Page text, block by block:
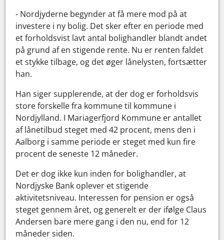
- Nordjyderne begynder at få mere mod på at
investere i ny bolig. Det sker efter en periode med
et forholdsvist lavt antal bolighandler blandt andet
på grund af en stigende rente. Nu er renten faldet
et stykke tilbage, og det øger lånelysten, fortsætter
han.
Han siger supplerende, at der dog er forholdsvis
store forskelle fra kommune til kommune i
Nordjylland. I Mariagerfjord Kommune er antallet
af lånetilbud steget med 42 procent, mens den i
Aalborg i samme periode er steget med kun fire
procent de seneste 12 måneder.
Det er dog ikke kun inden for bolighandler, at
Nordjyske Bank oplever et stigende
aktivitetsniveau. Interessen for pension er også
steget gennem året, og generelt er der ifølge Claus
Andersen bare mere gang i den nu, end for 12
måneder siden.